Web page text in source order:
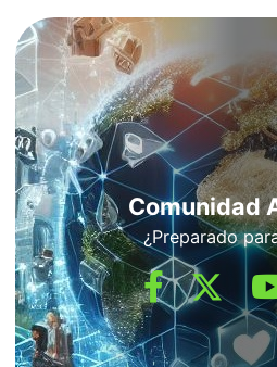
Comunidad
¿Preparado